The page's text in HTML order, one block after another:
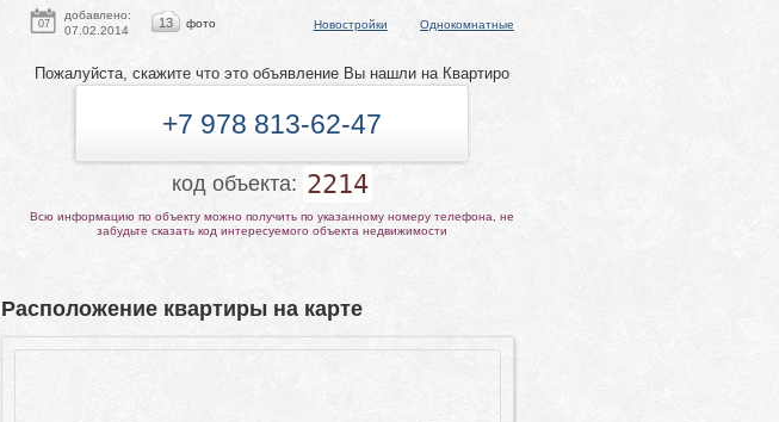
07
добавлено:
07.02.2014
13 фото Новостройки Однокомнатные
Пожалуйста, скажите что это объявление Вы нашли на Квартиро
+7 978 813-62-47
код объекта: 2214
Всю информацию по объекту можно получить по указанному номеру телефона, не
забудьте сказать код интересуемого объекта недвижимости
Расположение квартиры на карте